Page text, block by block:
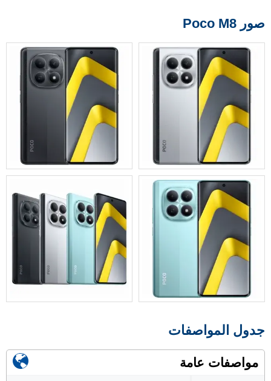
صور Poco M8
جدول المواصفات
مواصفات عامة